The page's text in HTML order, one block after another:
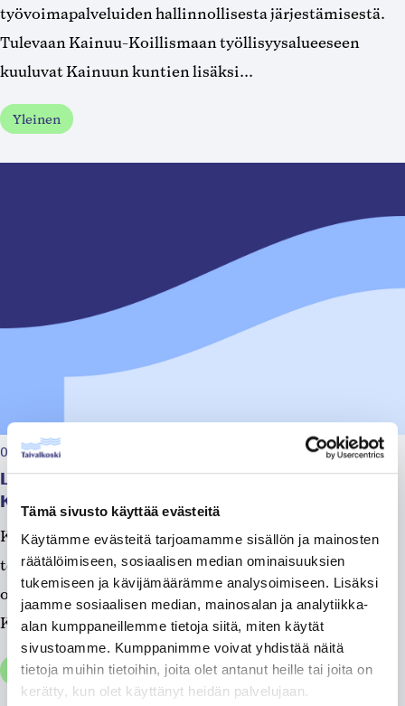
Tämä sivusto käyttää evästeitä
Käytämme evästeitä tarjoamamme sisällön ja mainosten
räätälöimiseen, sosiaalisen median ominaisuuksien
tukemiseen ja kävijämäärämme analysoimiseen. Lisäksi
jaamme sosiaalisen median, mainosalan ja analytiikka-
alan kumppaneillemme tietoja siitä, miten käytät
sivustoamme. Kumppanimme voivat yhdistää näitä
tietoja muihin tietoihin, joita olet antanut heille tai joita on
kerätty, kun olet käyttänyt heidän palvelujaan.
työvoimapalveluiden hallinnollisesta järjestämisestä.
Tulevaan Kainuu-Koillismaan työllisyysalueeseen
kuuluvat Kainuun kuntien lisäksi...
Yleinen
06.08.2026, klo 07:22
Lämmöntuotossa katkos Sairaalatie, Uusitie ja
Kangastie – alueella/Katkos on päättynyt!
Kaukolämpölinjan remontti on valmis ja lämmönjakelu
toimii normaalisti. ____________ Tänään klo.7.30 alkaen
on katkos lämmöntuotossa Sairaalatie, Uusitie ja
Kangastie –...
Tiedotteet, Yleinen